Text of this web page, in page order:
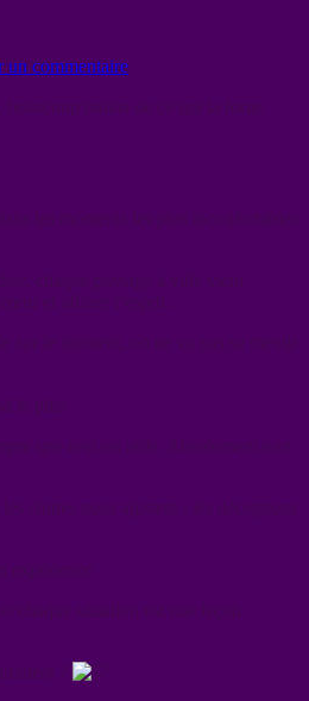
un commentaire